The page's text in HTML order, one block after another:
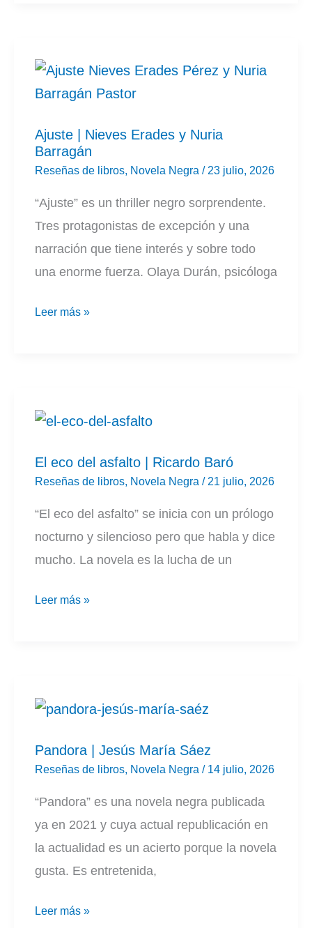
Escribano
Ajuste | Nieves Erades y Nuria
Barragán
Reseñas de libros, Novela Negra / 23 julio, 2026
“Ajuste” es un thriller negro sorprendente.
Tres protagonistas de excepción y una
narración que tiene interés y sobre todo
una enorme fuerza. Olaya Durán, psicóloga
Ajuste
Nuria
Leer más »
El eco del asfalto | Ricardo Baró
Reseñas de libros, Novela Negra / 21 julio, 2026
“El eco del asfalto” se inicia con un prólogo
nocturno y silencioso pero que habla y dice
mucho. La novela es la lucha de un
El
Ricardo
Leer más »
Pandora | Jesús María Sáez
Reseñas de libros, Novela Negra / 14 julio, 2026
“Pandora” es una novela negra publicada
ya en 2021 y cuya actual republicación en
la actualidad es un acierto porque la novela
gusta. Es entretenida,
Pandora
Leer más »